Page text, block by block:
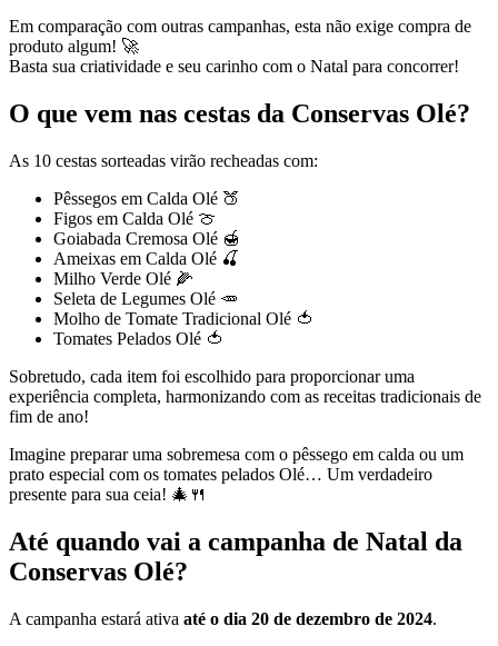
Em comparação com outras campanhas, esta não exige compra de
produto algum! 🚀
Basta sua criatividade e seu carinho com o Natal para concorrer!
O que vem nas cestas da Conservas Olé?
As 10 cestas sorteadas virão recheadas com:
Pêssegos em Calda Olé 🍑
Figos em Calda Olé 🍈
Goiabada Cremosa Olé 🍯
Ameixas em Calda Olé 🍒
Milho Verde Olé 🌽
Seleta de Legumes Olé 🥕
Molho de Tomate Tradicional Olé 🍅
Tomates Pelados Olé 🍅
Sobretudo, cada item foi escolhido para proporcionar uma
experiência completa, harmonizando com as receitas tradicionais de
fim de ano!
Imagine preparar uma sobremesa com o pêssego em calda ou um
prato especial com os tomates pelados Olé… Um verdadeiro
presente para sua ceia! 🎄🍴
Até quando vai a campanha de Natal da
Conservas Olé?
A campanha estará ativa até o dia 20 de dezembro de 2024.